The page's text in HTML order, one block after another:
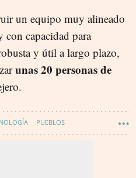
un equipo muy alineado
capacidad para
y útil a largo plazo,
unas 20 personas de
PUEBLOS